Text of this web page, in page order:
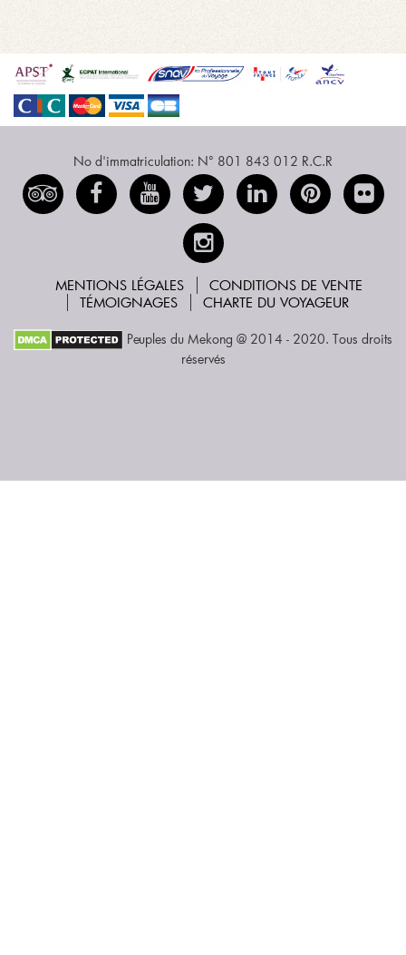
No d'immatriculation: N° 801 843 012 R.C.R
MENTIONS LÉGALES
CONDITIONS DE VENTE
TÉMOIGNAGES
CHARTE DU VOYAGEUR
Peuples du Mekong @ 2014 - 2020. Tous droits
réservés